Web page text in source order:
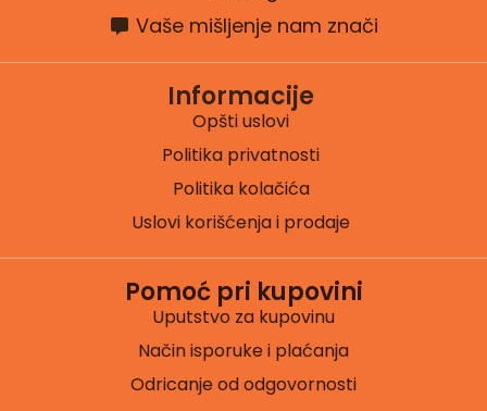
Vaše mišljenje nam znači
Informacije
Opšti uslovi
Politika privatnosti
Politika kolačića
Uslovi korišćenja i prodaje
Pomoć pri kupovini
Uputstvo za kupovinu
Način isporuke i plaćanja
Odricanje od odgovornosti